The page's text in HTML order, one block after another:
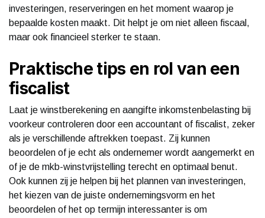
investeringen, reserveringen en het moment waarop je
bepaalde kosten maakt. Dit helpt je om niet alleen fiscaal,
maar ook financieel sterker te staan.
Praktische tips en rol van een
fiscalist
Laat je winstberekening en aangifte inkomstenbelasting bij
voorkeur controleren door een accountant of fiscalist, zeker
als je verschillende aftrekken toepast. Zij kunnen
beoordelen of je echt als ondernemer wordt aangemerkt en
of je de mkb-winstvrijstelling terecht en optimaal benut.
Ook kunnen zij je helpen bij het plannen van investeringen,
het kiezen van de juiste ondernemingsvorm en het
beoordelen of het op termijn interessanter is om